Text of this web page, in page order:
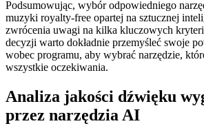
Podsumowując, wybór odpowiedniego
muzyki royalty-free opartej na sztucznej
zwrócenia uwagi na kilka kluczowych
decyzji warto dokładnie przemyśleć swoje
wobec programu, aby wybrać narzędzie,
wszystkie oczekiwania.
Analiza jakości dźwięku
przez narzędzia AI